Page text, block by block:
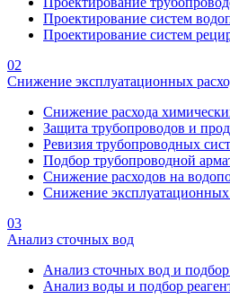
Проектирование систем
Проектирование систем
02
Снижение эксплуатационных
Снижение расхода
Защита трубопроводов и
Ревизия трубопроводных
Подбор трубопроводной
Снижение расходов на
Снижение
03
Анализ сточных вод
Анализ сточных вод и подбор
Анализ воды и подбор